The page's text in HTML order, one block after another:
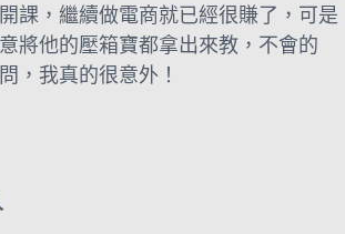
課，繼續做電商就已經很賺了，可是
將他的壓箱寶都拿出來教，不會的
，我真的很意外！